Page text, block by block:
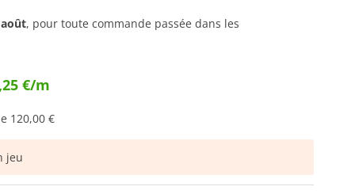
, pour toute commande passée dans les
€/m
120,00 €
jeu